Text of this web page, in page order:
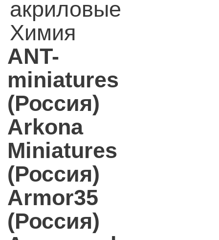
акриловые
Химия
ANT-
miniatures
(Россия)
Arkona
Miniatures
(Россия)
Armor35
(Россия)